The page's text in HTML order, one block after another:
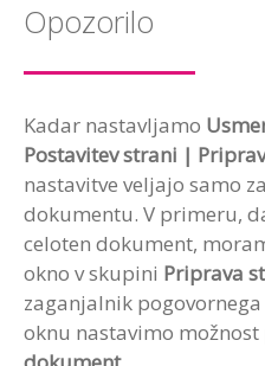
Opozorilo
Kadar nastavljamo
Postavitev strani |
nastavitve veljajo samo
dokumentu. V primeru,
celoten dokument,
okno v skupini Priprava
zaganjalnik
oknu nastavimo